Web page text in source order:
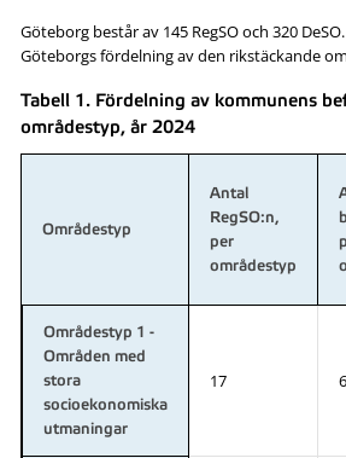
Göteborg består av 145 RegSO och 320
Göteborgs fördelning av den rikstäckande
Tabell 1. Fördelning av kommunens
områdestyp, år 2024
Områdestyp
Antal
RegSO:n,
per
områdestyp
Områdestyp 1 -
Områden med
stora
socioekonomiska
utmaningar
17